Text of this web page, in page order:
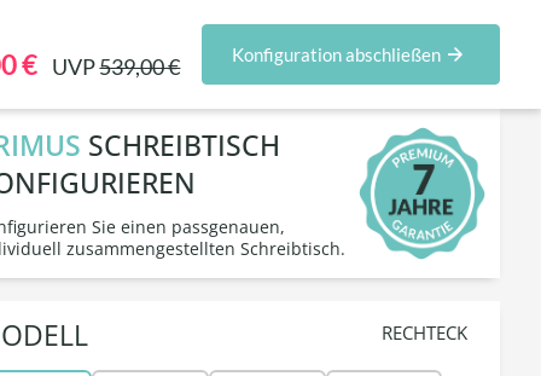
€ UVP539,00 € Konfiguration abschließen
Firmenkunden Sets & Aktionen
SCHREIBTISCH
Sie einen passgenauen,
zusammengestellten Schreibtisch.
RECHTECK